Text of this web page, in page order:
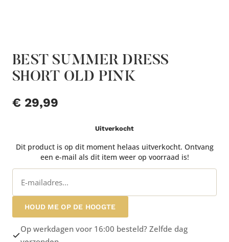
BEST SUMMER DRESS
SHORT OLD PINK
€ 29,99
Uitverkocht
Dit product is op dit moment helaas uitverkocht. Ontvang
een e-mail als dit item weer op voorraad is!
HOUD ME OP DE HOOGTE
Op werkdagen voor 16:00 besteld? Zelfde dag